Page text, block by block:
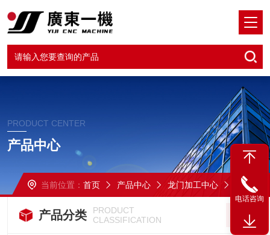
PRODUCT CENTER
产品中心
当前位置： 首页 产品中心 龙门加工中心 TB-3220
产品分类
PRODUCT
CLASSIFICATION
电话咨询